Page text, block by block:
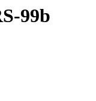
99b